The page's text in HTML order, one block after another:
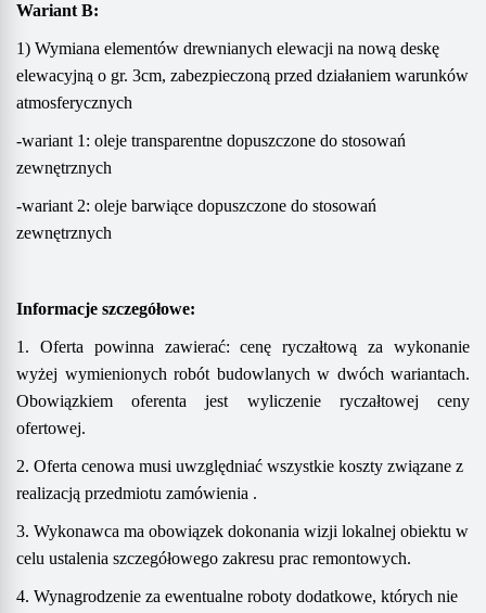
Wariant B:
1) Wymiana elementów drewnianych elewacji na nową deskę
elewacyjną o gr. 3cm, zabezpieczoną przed działaniem warunków
atmosferycznych
-wariant 1: oleje transparentne dopuszczone do stosowań
zewnętrznych
-wariant 2: oleje barwiące dopuszczone do stosowań
zewnętrznych
Informacje szczegółowe:
1. Oferta powinna zawierać:cenę ryczałtową za wykonanie
wyżej wymienionych robót budowlanych w dwóch wariantach.
Obowiązkiem oferenta jest wyliczenie ryczałtowej ceny
ofertowej.
2. Oferta cenowa musi uwzględniać wszystkie koszty związane z
realizacją przedmiotu zamówienia .
3. Wykonawca ma obowiązek dokonania wizji lokalnej obiektu w
celu ustalenia szczegółowego zakresu prac remontowych.
4. Wynagrodzenie za ewentualne roboty dodatkowe, których nie